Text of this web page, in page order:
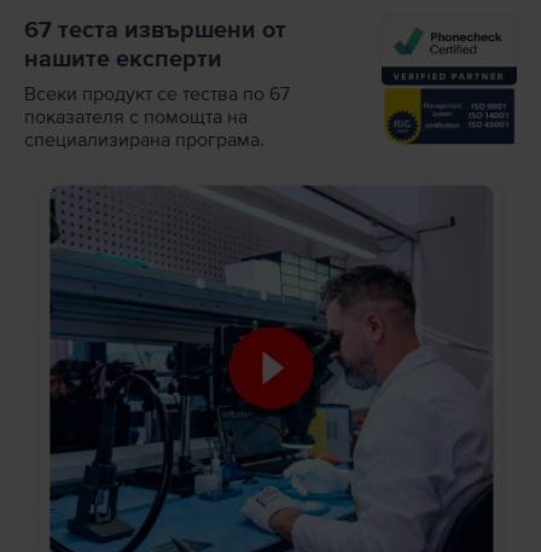
67 теста извършени от
нашите експерти
Всеки продукт се тества по 67
показателя с помощта на
специализирана програма.